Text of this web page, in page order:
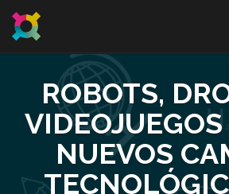
ROBOTS,
NUEVOS